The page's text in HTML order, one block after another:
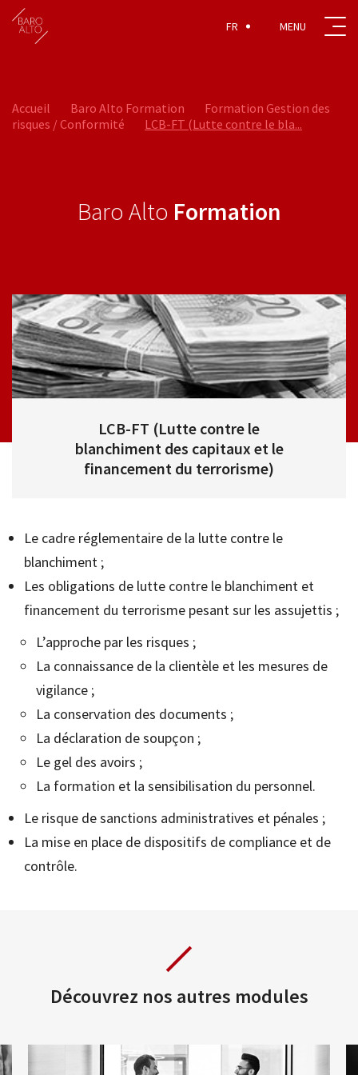
FR
Accueil Baro Alto Formation
Formation Gestion des
risques / Conformité
LCB-FT (Lutte contre le bla...
Baro Alto Formation
LCB-FT (Lutte contre le
blanchiment des capitaux et le
financement du terrorisme)
Le cadre réglementaire de la lutte contre le
blanchiment ;
Les obligations de lutte contre le blanchiment et
financement du terrorisme pesant sur les assujettis ;
L’approche par les risques ;
La connaissance de la clientèle et les mesures de
vigilance ;
La conservation des documents ;
La déclaration de soupçon ;
Le gel des avoirs ;
La formation et la sensibilisation du personnel.
Le risque de sanctions administratives et pénales ;
La mise en place de dispositifs de compliance et de
contrôle.
Découvrez nos autres modules